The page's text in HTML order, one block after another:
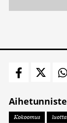
Kokoomus